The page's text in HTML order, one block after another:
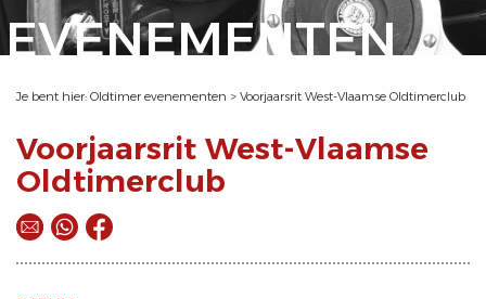
EVENEMENTEN
Je bent hier: Oldtimer evenementen > Voorjaarsrit West-Vlaamse Oldtimerclub
Voorjaarsrit West-Vlaamse
Oldtimerclub